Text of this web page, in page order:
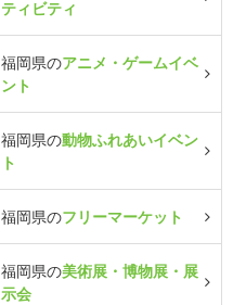
ティビティ
福岡県のアニメ・ゲームイベ
ント
福岡県の動物ふれあいイベン
ト
福岡県のフリーマーケット
福岡県の美術展・博物展・展
示会